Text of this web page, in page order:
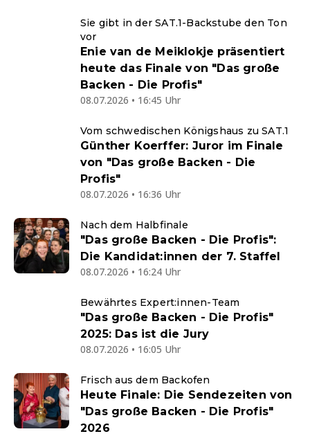
Sie gibt in der SAT.1-Backstube den Ton
vor
Enie van de Meiklokje präsentiert
heute das Finale von "Das große
Backen - Die Profis"
08.07.2026 • 16:45 Uhr
Vom schwedischen Königshaus zu SAT.1
Günther Koerffer: Juror im Finale
von "Das große Backen - Die
Profis"
08.07.2026 • 16:36 Uhr
Nach dem Halbfinale
"Das große Backen - Die Profis":
Die Kandidat:innen der 7. Staffel
08.07.2026 • 16:24 Uhr
Bewährtes Expert:innen-Team
"Das große Backen - Die Profis"
2025: Das ist die Jury
08.07.2026 • 16:05 Uhr
Frisch aus dem Backofen
Heute Finale: Die Sendezeiten von
"Das große Backen - Die Profis"
2026